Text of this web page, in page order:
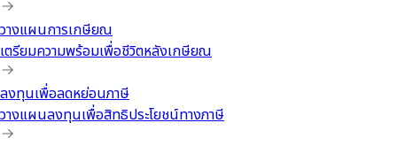
วางแผนการเกษียณ
เตรียมความพร้อมเพื่อชีวิตหลังเกษียณ
ลงทุนเพื่อลดหย่อนภาษี
วางแผนลงทุนเพื่อสิทธิประโยชน์ทางภาษี